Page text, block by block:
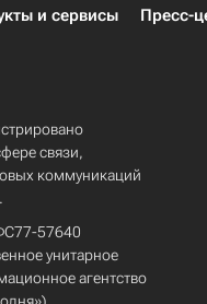
и сервисы Пресс-
связи,
коммуникаций
57640
унитарное
агентство